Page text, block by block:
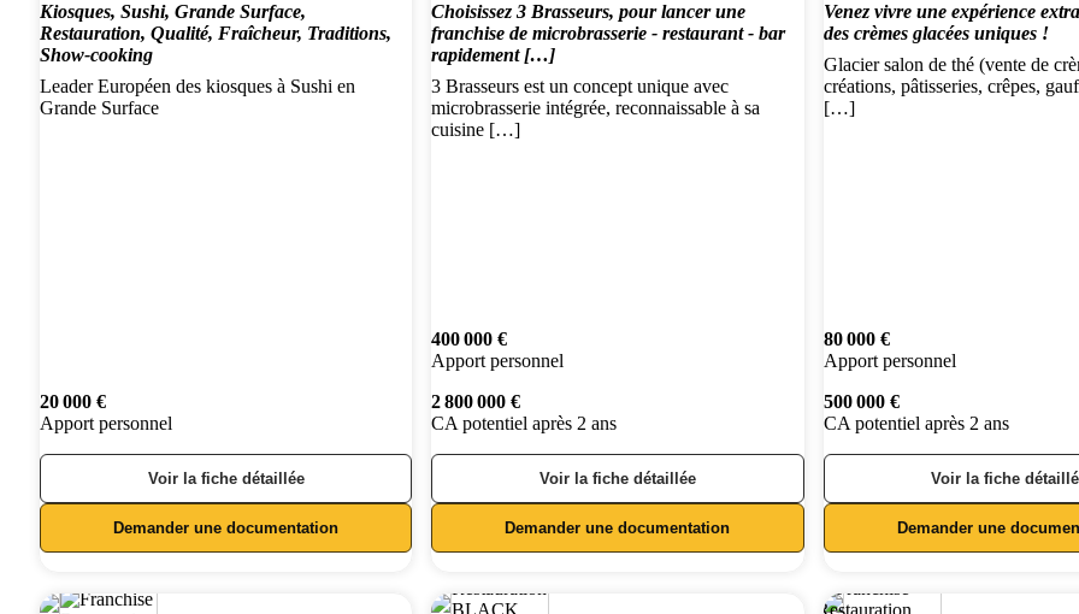
Kiosques, Sushi, Grande Surface,
Restauration, Qualité, Fraîcheur, Traditions,
Show-cooking
Leader Européen des kiosques à Sushi en
Grande Surface
20 000 €
Apport personnel
Voir la fiche détaillée
Demander une documentation
Choisissez 3 Brasseurs, pour lancer une
franchise de microbrasserie - restaurant - bar
rapidement […]
3 Brasseurs est un concept unique avec
microbrasserie intégrée, reconnaissable à sa
cuisine […]
400 000 €
Apport personnel
2 800 000 €
CA potentiel après 2 ans
Voir la fiche détaillée
Demander une documentation
Venez vivre une expérience
des crèmes glacées uniques !
Glacier salon de thé (vente de
créations, pâtisseries, crêpes,
[…]
80 000 €
Apport personnel
500 000 €
CA potentiel après 2 ans
Voir la fiche
Demander une